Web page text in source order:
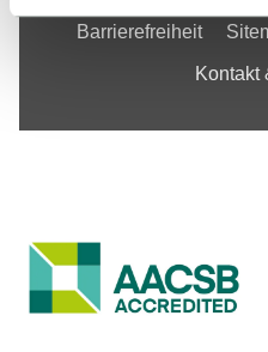
Barrierefreiheit
Kontakt